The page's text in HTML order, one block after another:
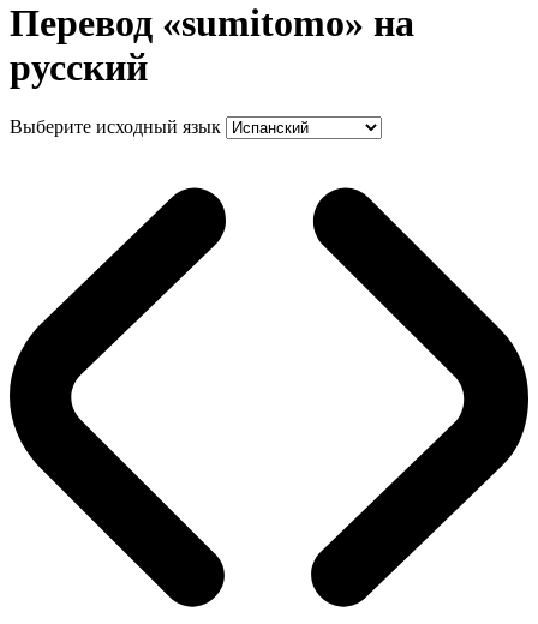
Перевод «sumitomo» на
русский
Выберите исходный язык